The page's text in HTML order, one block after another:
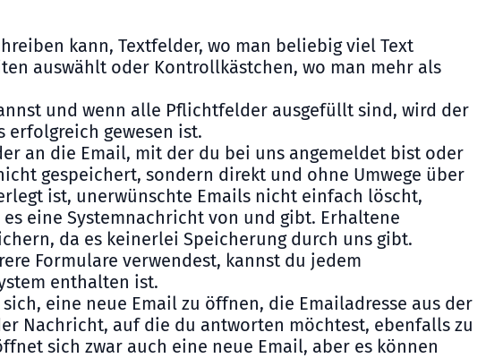
kann, Textfelder, wo man beliebig viel Text
auswählt oder Kontrollkästchen, wo man mehr als
und wenn alle Pflichtfelder ausgefüllt sind, wird der
erfolgreich gewesen ist.
an die Email, mit der du bei uns angemeldet bist oder
gespeichert, sondern direkt und ohne Umwege über
ist, unerwünschte Emails nicht einfach löscht,
eine Systemnachricht von und gibt. Erhaltene
da es keinerlei Speicherung durch uns gibt.
Formulare verwendest, kannst du jedem
enthalten ist.
eine neue Email zu öffnen, die Emailadresse aus der
Nachricht, auf die du antworten möchtest, ebenfalls zu
sich zwar auch eine neue Email, aber es können